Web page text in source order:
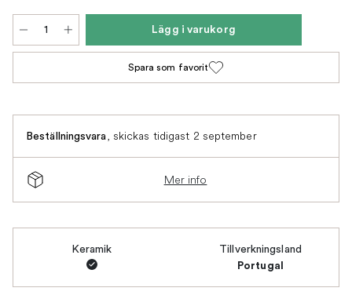
Lägg i varukorg
Spara som favorit
Beställningsvara, skickas tidigast 2 september
Mer info
Keramik Tillverkningsland
Portugal